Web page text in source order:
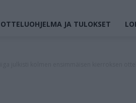
OTTELUOHJELMA JA TULOKSET